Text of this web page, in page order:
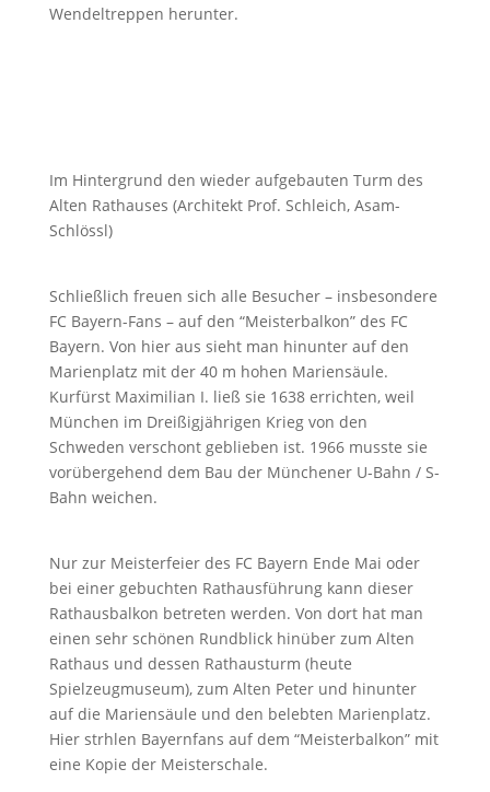
Wendeltreppen herunter.
Im Hintergrund den wieder aufgebauten Turm des
Alten Rathauses (Architekt Prof. Schleich, Asam-
Schlössl)
Schließlich freuen sich alle Besucher – insbesondere
FC Bayern-Fans – auf den “Meisterbalkon” des FC
Bayern. Von hier aus sieht man hinunter auf den
Marienplatz mit der 40 m hohen Mariensäule.
Kurfürst Maximilian I. ließ sie 1638 errichten, weil
München im Dreißigjährigen Krieg von den
Schweden verschont geblieben ist. 1966 musste sie
vorübergehend dem Bau der Münchener U-Bahn / S-
Bahn weichen.
Nur zur Meisterfeier des FC Bayern Ende Mai oder
bei einer gebuchten Rathausführung kann dieser
Rathausbalkon betreten werden. Von dort hat man
einen sehr schönen Rundblick hinüber zum Alten
Rathaus und dessen Rathausturm (heute
Spielzeugmuseum), zum Alten Peter und hinunter
auf die Mariensäule und den belebten Marienplatz.
Hier strhlen Bayernfans auf dem “Meisterbalkon” mit
eine Kopie der Meisterschale.